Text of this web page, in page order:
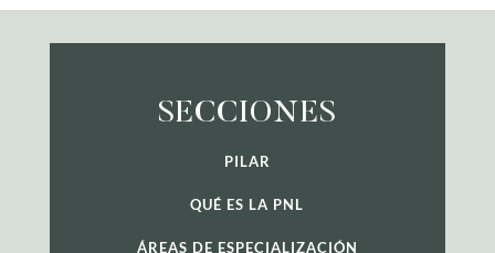
SECCIONES
PILAR
QUÉ ES LA PNL
ÁREAS DE ESPECIALIZACIÓN